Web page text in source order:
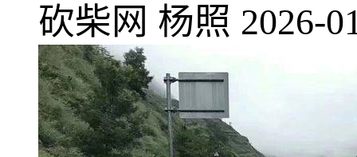
砍柴网 杨照 2026-